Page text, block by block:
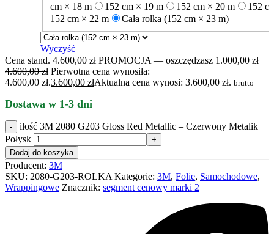
cm × 18 m
152 cm × 19 m 152 cm × 20 m
152
152 cm × 22 m
Cała rolka (152 cm × 23 m)
Wyczyść
Cena stand. 4.600,00 zł PROMOCJA — oszczędzasz 1.000,00 zł
4.600,00zł Pierwotna cena wynosiła:
4.600,00 zł.3.600,00 złAktualna cena wynosi: 3.600,00 zł. brutto
Dostawa w 1-3 dni
ilość 3M 2080 G203 Gloss Red Metallic – Czerwony Metalik
Połysk
Dodaj do koszyka
Producent: 3M
SKU: 2080-G203-ROLKA Kategorie: 3M, Folie, Samochodowe,
Wrappingowe Znacznik: segment cenowy marki 2